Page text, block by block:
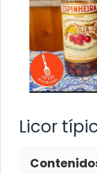
Licor